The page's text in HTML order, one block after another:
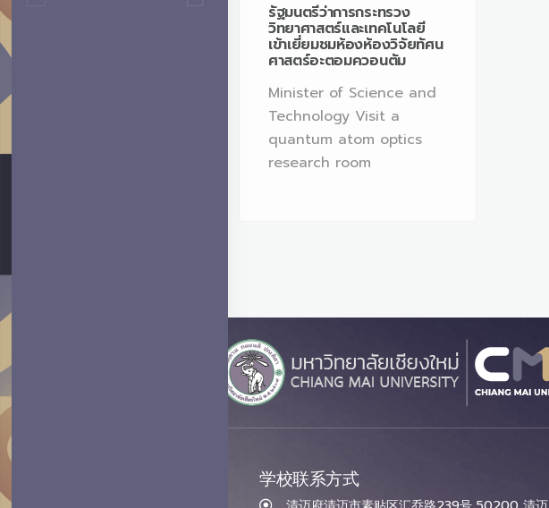
รัฐมนตรีว่าการกระทรวง
วิทยาศาสตร์และเทคโนโลยี
เข้าเยี่ยมชมห้องห้องวิจัยทัศน
ศาสตร์อะตอมควอนตัม
Minister of Science and
Technology Visit a
quantum atom optics
research room
学校联系方式